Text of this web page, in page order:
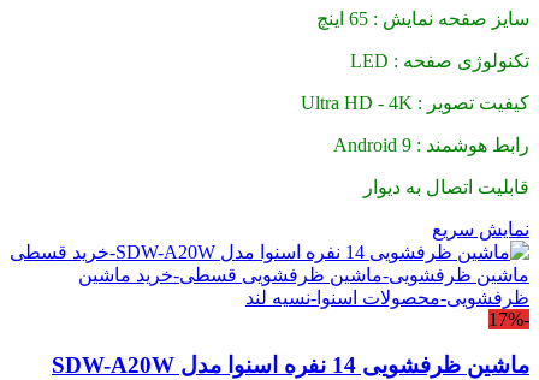
سایز صفحه نمایش : 65 اینچ
تکنولوژی صفحه : LED
کیفیت تصویر : Ultra HD - 4K
رابط هوشمند : Android 9
قابلیت اتصال به دیوار
نمایش سریع
-17%
ماشین ظرفشویی 14 نفره اسنوا مدل SDW-A20W